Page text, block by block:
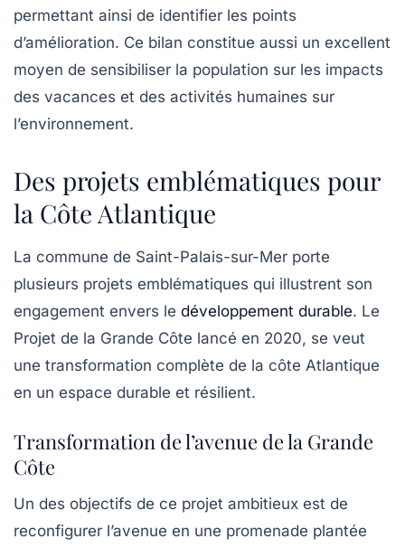
permettant ainsi de identifier les points
d’amélioration. Ce bilan constitue aussi un excellent
moyen de sensibiliser la population sur les impacts
des vacances et des activités humaines sur
l’environnement.
Des projets emblématiques pour
la Côte Atlantique
La commune de Saint-Palais-sur-Mer porte
plusieurs projets emblématiques qui illustrent son
engagement envers le développement durable. Le
Projet de la Grande Côte lancé en 2020, se veut
une transformation complète de la côte Atlantique
en un espace durable et résilient.
Transformation de l’avenue de la Grande
Côte
Un des objectifs de ce projet ambitieux est de
reconfigurer l’avenue en une promenade plantée